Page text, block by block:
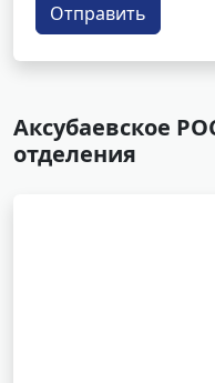
Отправить
Аксубаевское
отделения